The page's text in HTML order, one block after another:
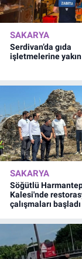
SAKARYA
Serdivan’da gıda
işletmelerine
SAKARYA
Söğütlü
Kalesi'nde
çalışmaları başladı